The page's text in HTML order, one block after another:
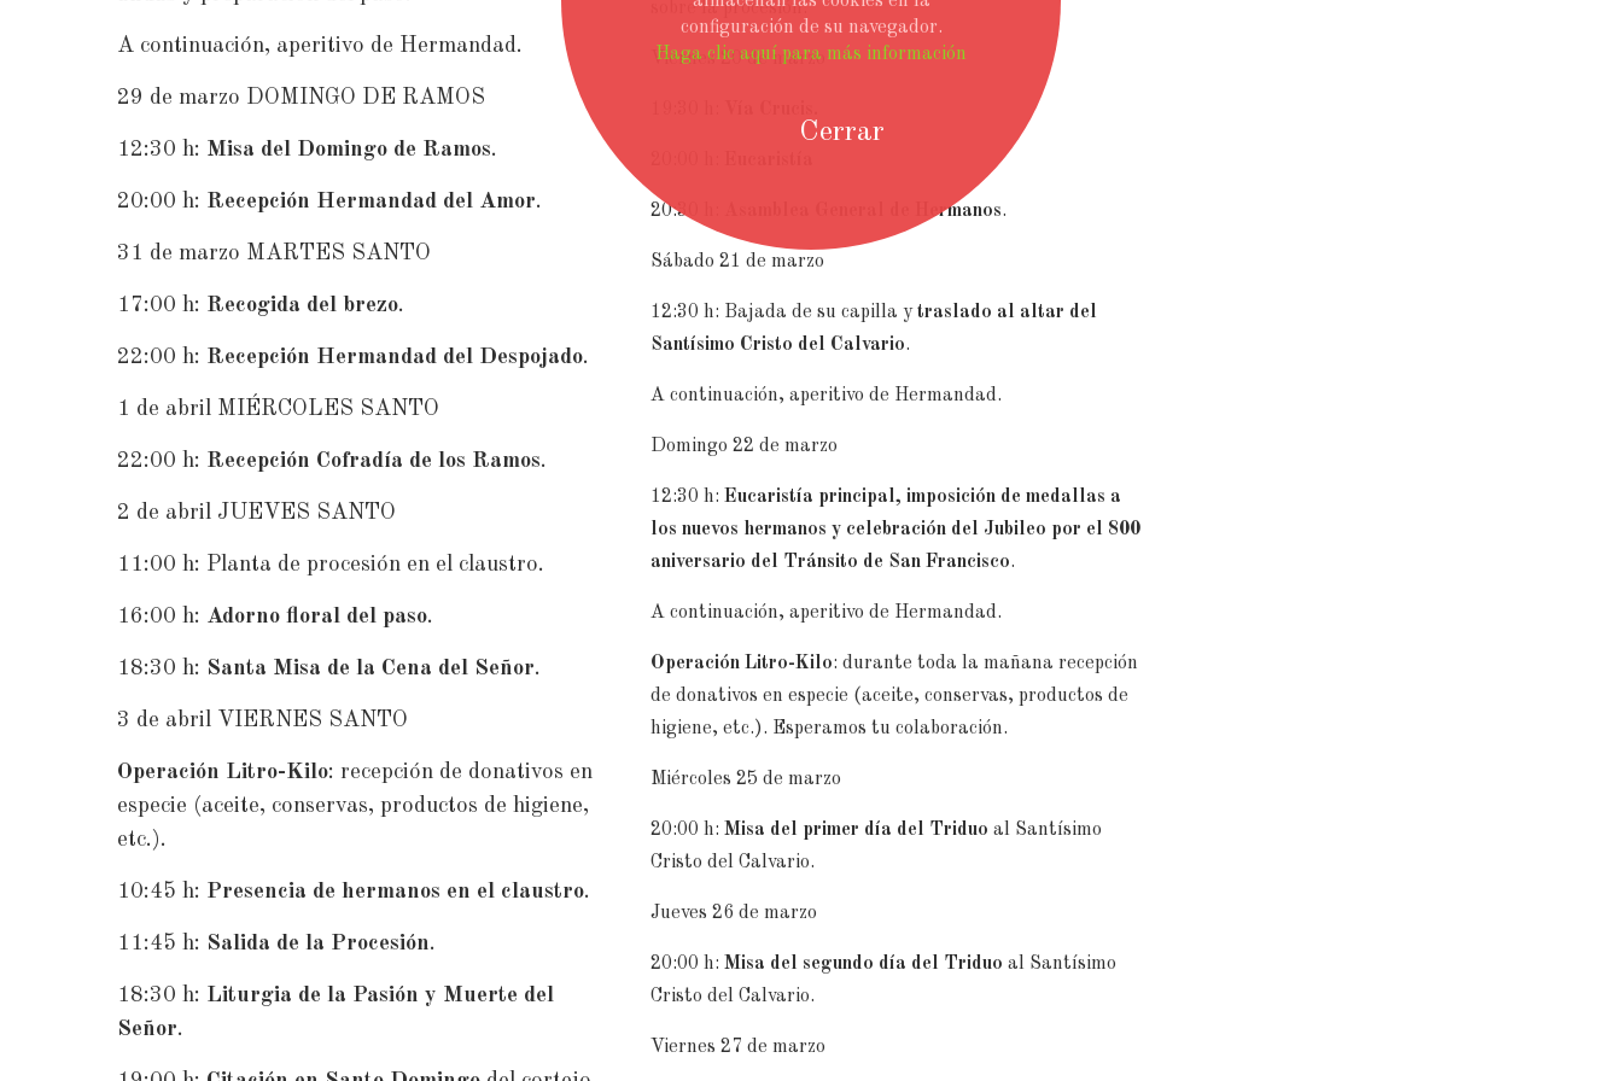
Cerrar
configuración de su navegador.
Haga clic aquí para más información
A continuación, aperitivo de Hermandad.
29 de marzo DOMINGO DE RAMOS
12:30 h: Misa del Domingo de Ramos.
20:00 h: Recepción Hermandad del Amor.
31 de marzo MARTES SANTO
17:00 h: Recogida del brezo.
22:00 h: Recepción Hermandad del Despojado.
1 de abril MIÉRCOLES SANTO
22:00 h: Recepción Cofradía de los Ramos.
2 de abril JUEVES SANTO
11:00 h: Planta de procesión en el claustro.
16:00 h: Adorno floral del paso.
18:30 h: Santa Misa de la Cena del Señor.
3 de abril VIERNES SANTO
Operación Litro-Kilo: recepción de donativos en
especie (aceite, conservas, productos de higiene,
etc.).
10:45 h: Presencia de hermanos en el claustro.
11:45 h: Salida de la Procesión.
18:30 h: Liturgia de la Pasión y Muerte del
Señor.
sobre la procesión.
Viernes 20 de marzo
20:30 h: Asamblea General de Hermanos.
Sábado 21 de marzo
12:30 h: Bajada de su capilla ytraslado al altar del
Santísimo Cristo del Calvario.
A continuación, aperitivo de Hermandad.
Domingo 22 de marzo
12:30 h: Eucaristía principal, imposición de medallas a
los nuevos hermanos y celebración del Jubileo por el 800
aniversario del Tránsito de San Francisco.
A continuación, aperitivo de Hermandad.
Operación Litro-Kilo: durante toda la mañana recepción
de donativos en especie (aceite, conservas, productos de
higiene, etc.). Esperamos tu colaboración.
Miércoles 25 de marzo
20:00 h: Misa del primer día del Triduo al Santísimo
Cristo del Calvario.
Jueves 26 de marzo
20:00 h: Misa del segundo día del Triduo al Santísimo
Cristo del Calvario.
Viernes 27 de marzo